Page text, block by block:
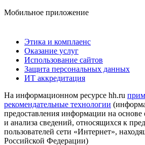
Мобильное приложение
Этика и комплаенс
Оказание услуг
Использование сайтов
Защита персональных данных
ИТ аккредитация
На информационном ресурсе hh.ru
рекомендательные технологии
предоставления информации на основе
и анализа сведений, относящихся к
пользователей сети «Интернет»,
Российской Федерации)